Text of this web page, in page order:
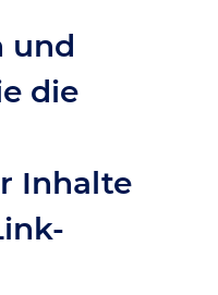
und
die
Inhalte